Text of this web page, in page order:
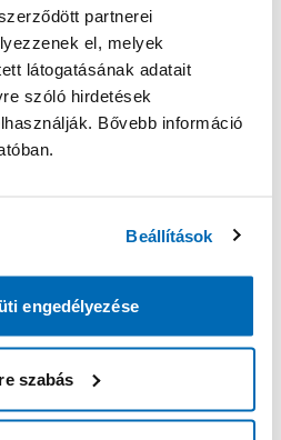
partnerei
el, melyek
látogatásának adatait
szóló hirdetések
Bővebb információ
Beállítások
engedélyezése
szabás